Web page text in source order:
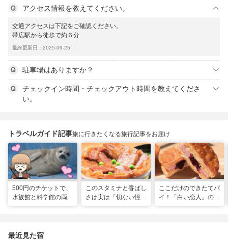
アクセス情報を教えてください。
交通アクセスは下記をご確認ください。
帯広駅から徒歩で約６分
最終更新日：2025-09-25
駐車場はありますか？
チェックイン時間・チェックアウト時間を教えてくださ
い。
トラベルガイド記事旅に行きたくなる旅行記事をお届け
500円のチケットで、
水族館と科学館の両方
このスタミナと香ばし
さは実は「切ない憧
ここだけのできたてパ
イ！「白い恋人」の石
最近見た宿